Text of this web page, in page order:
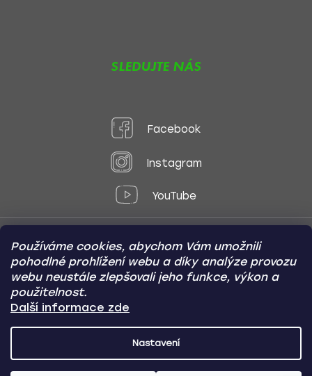
Používáme cookies, abychom Vám umožnili
pohodlné prohlížení webu a díky analýze provozu
webu neustále zlepšovali jeho funkce, výkon a
použitelnost.
Další informace zde
Nastavení
SLEDUJTE NÁS
Facebook
Instagram
YouTube
Způsoby platby:
Online
Převod
Dobírka
Copyright (c) 2012 -2026 CARVIN AUTODOPLŇKY- Všechna